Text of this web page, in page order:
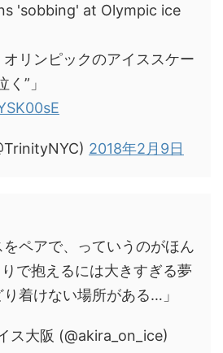
'sobbing' at Olympic ice
オリンピックのアイススケー
”」
2018年2月9日
ペアで、っていうのがほん
で抱えるには大きすぎる夢
着けない場所がある…」
ス大阪 (@akira_on_ice)